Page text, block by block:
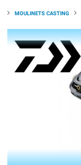
MOULINETS CASTING